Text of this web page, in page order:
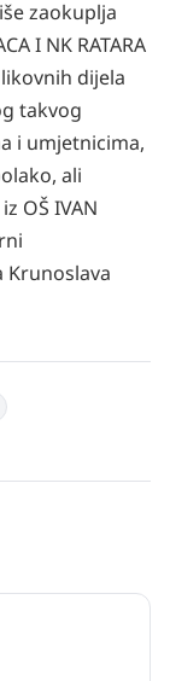
zaokuplja
I NK RATARA
likovnih dijela
takvog
i umjetnicima,
ali
OŠ IVAN
Krunoslava